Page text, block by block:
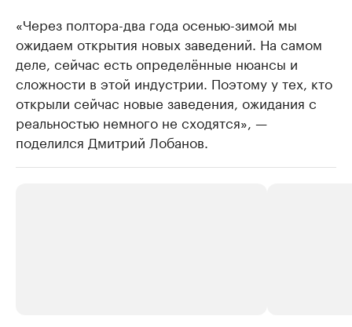
«Через полтора-два года осенью-зимой мы
ожидаем открытия новых заведений. На самом
деле, сейчас есть определённые нюансы и
сложности в этой индустрии. Поэтому у тех, кто
открыли сейчас новые заведения, ожидания с
реальностью немного не сходятся», —
поделился Дмитрий Лобанов.